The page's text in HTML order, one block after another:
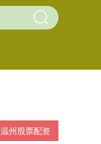
温州股票配资